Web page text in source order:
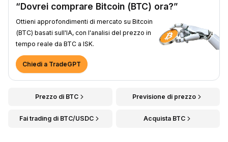
“Dovrei comprare Bitcoin (BTC) ora?”
Ottieni approfondimenti di mercato su Bitcoin
(BTC) basati sull'IA, con l'analisi del prezzo in
tempo reale da BTC a ISK.
Chiedi a TradeGPT
Prezzo di BTC Previsione di prezzo
Fai trading di BTC/USDC Acquista BTC